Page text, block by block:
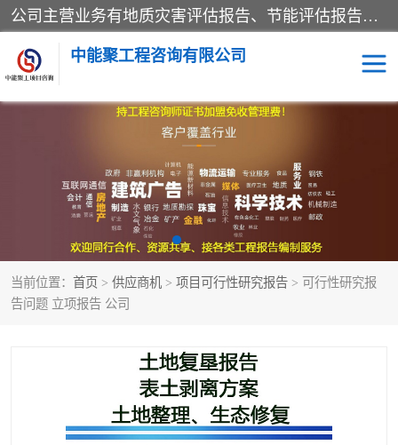
公司主营业务有地质灾害评估报告、节能评估报告、水土保持验收、水资源论证、土地复垦报告、项目可行性研究报告等。是经国家工商总局批准，在法律、法规、决定规定禁止的不得经营；法律、法规、决定规定应当许可（审批）的，经审批机关批准后凭许可（审批）文件经营;法律、法规，市场主体自主选择经营。
中能聚工程咨询有限公司
当前位置： 首页 > 供应商机 > 项目可行性研究报告 > 可行性研究报
告问题 立项报告 公司
水资源论证报告 土地复垦报告
地质灾害评估报告 工程项目验收报告
节能评估报告